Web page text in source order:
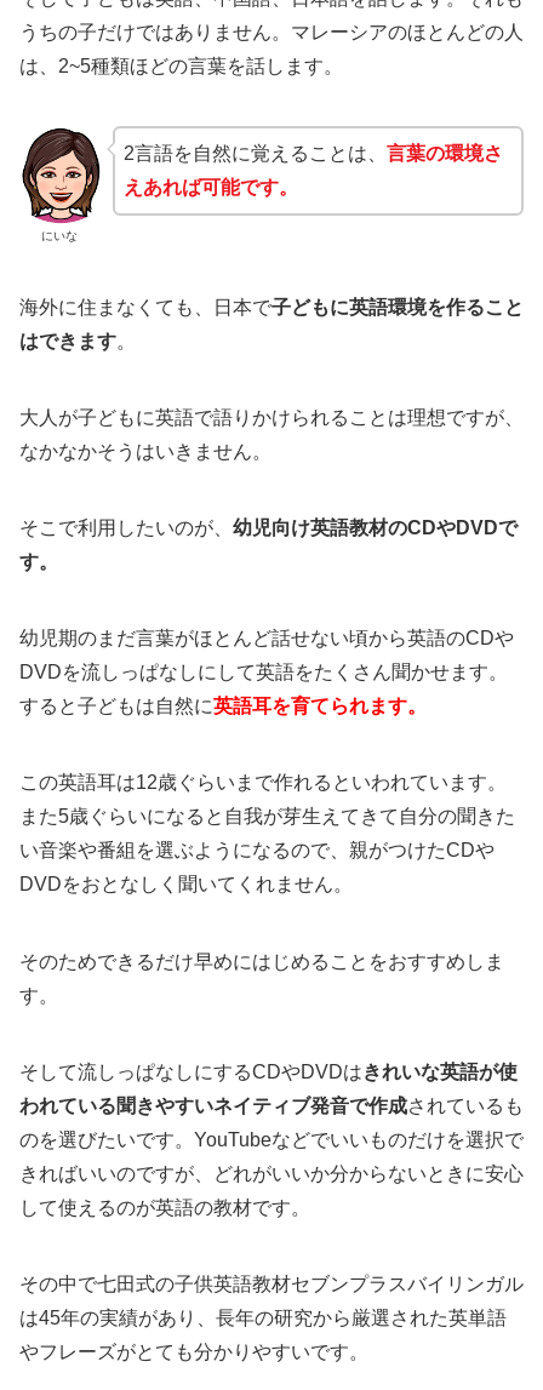
うちの子だけではありません。マレーシアのほとんどの人
は、2~5種類ほどの言葉を話します。
にいな
2言語を自然に覚えることは、 言葉の環境さ
えあれば可能です。
海外に住まなくても、日本で子どもに英語環境を作ること
はできます。
大人が子どもに英語で語りかけられることは理想ですが、
なかなかそうはいきません。
そこで利用したいのが、 幼児向け英語教材のCDやDVDで
す。
幼児期のまだ言葉がほとんど話せない頃から英語のCDや
DVDを流しっぱなしにして英語をたくさん聞かせます。
すると子どもは自然に英語耳を育てられます。
この英語耳は12歳ぐらいまで作れるといわれています。
また5歳ぐらいになると自我が芽生えてきて自分の聞きた
い音楽や番組を選ぶようになるので、親がつけたCDや
DVDをおとなしく聞いてくれません。
そのためできるだけ早めにはじめることをおすすめしま
す。
そして流しっぱなしにするCDやDVDはきれいな英語が使
われている聞きやすいネイティブ発音で作成されているも
のを選びたいです。YouTubeなどでいいものだけを選択で
きればいいのですが、どれがいいか分からないときに安心
して使えるのが英語の教材です。
その中で七田式の子供英語教材セブンプラスバイリンガル
は45年の実績があり、長年の研究から厳選された英単語
やフレーズがとても分かりやすいです。